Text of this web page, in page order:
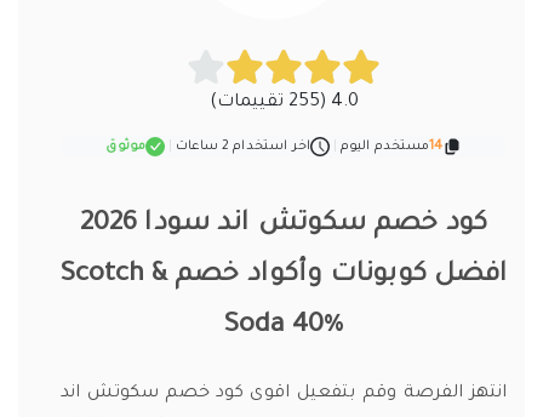
4.0 (255 تقييمات)
14مستخدم اليوم اخر استخدام 2 ساعات موثوق
كود خصم سكوتش اند سودا 2026
افضل كوبونات وأكواد خصم Scotch &
Soda 40%
انتهز الفرصة وقم بتفعيل اقوى كود خصم سكوتش اند